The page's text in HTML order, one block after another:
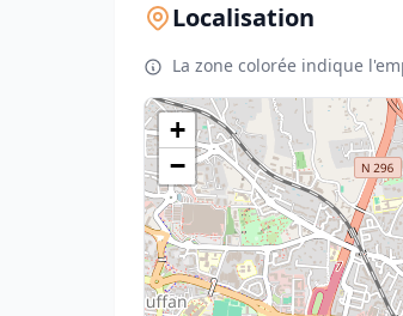
Localisation
La zone colorée indique
+
−